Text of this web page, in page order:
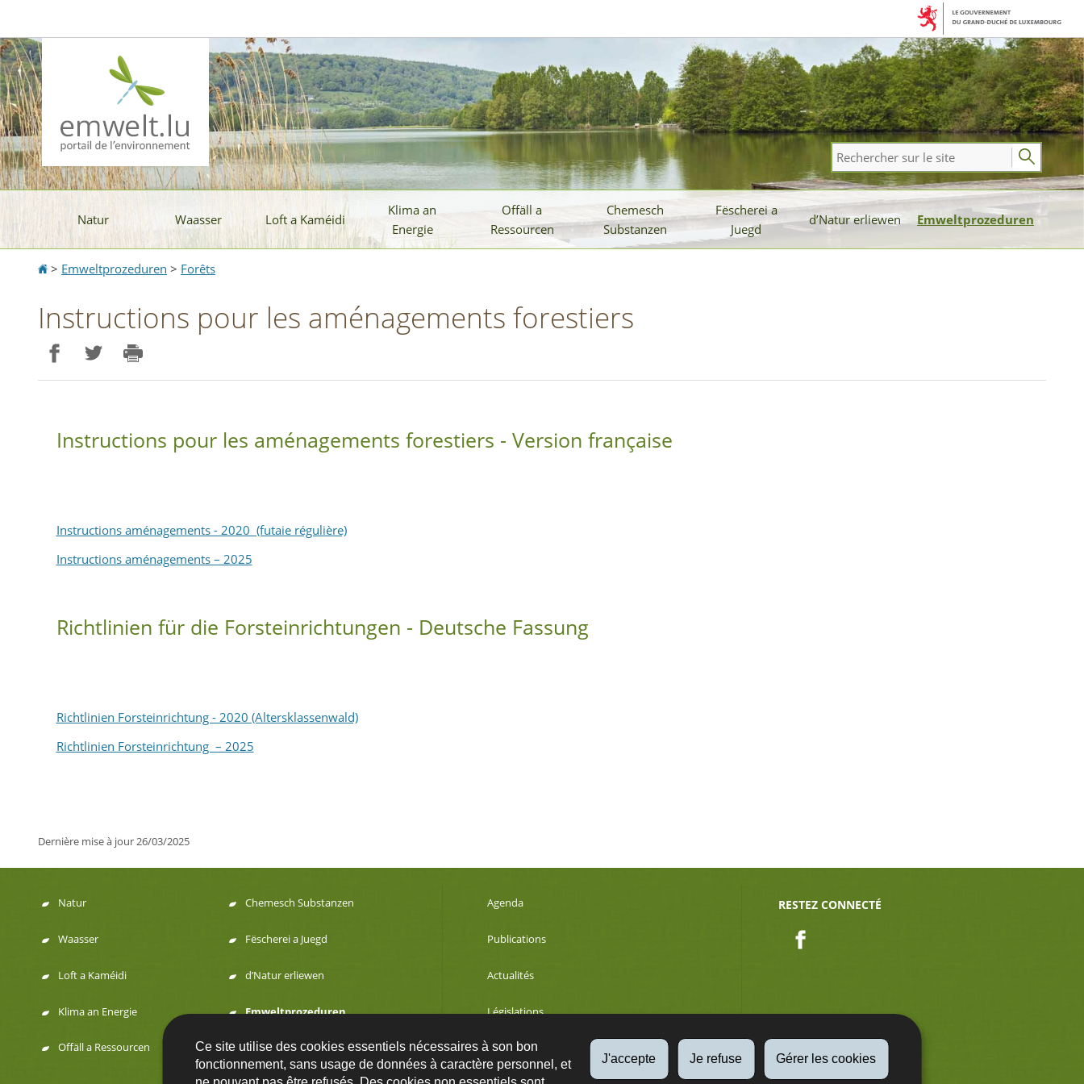
Ce site utilise des cookies essentiels nécessaires à son bon
fonctionnement, sans usage de données à caractère personnel, et
J'accepte Je refuse Gérer les cookies
la
navigation
contenu
Natur Waasser Loft a Kaméidi
Klima an
Energie
Offäll a
Ressourcen
Chemesch
Substanzen
Fëscherei a
Juegd
d’Natur erliewen Emweltprozeduren
Rechercher
sur
le
site
Accueil
> Emweltprozeduren > Forêts
Instructions pour les aménagements forestiers
Instructions pour les aménagements forestiers - Version française
Instructions aménagements - 2020 (futaie régulière)
Instructions aménagements – 2025
Richtlinien für die Forsteinrichtungen - Deutsche Fassung
Richtlinien Forsteinrichtung - 2020 (Altersklassenwald)
Richtlinien Forsteinrichtung – 2025
Dernière mise à jour26/03/2025
Menu
de
navigation
Natur
Waasser
Loft a Kaméidi
Klima an Energie
Offäll a Ressourcen
Chemesch Substanzen
Fëscherei a Juegd
d’Natur erliewen
Emweltprozeduren
Agenda
Publications
Actualités
Législations
Développement durable
RESTEZ CONNECTÉ